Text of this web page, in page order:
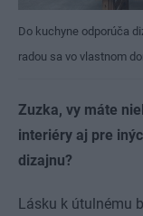
Do kuchyne odporúča
radou sa vo vlastnom
Zuzka, vy máte
interiéry aj pre
dizajnu?
Lásku k útulnému